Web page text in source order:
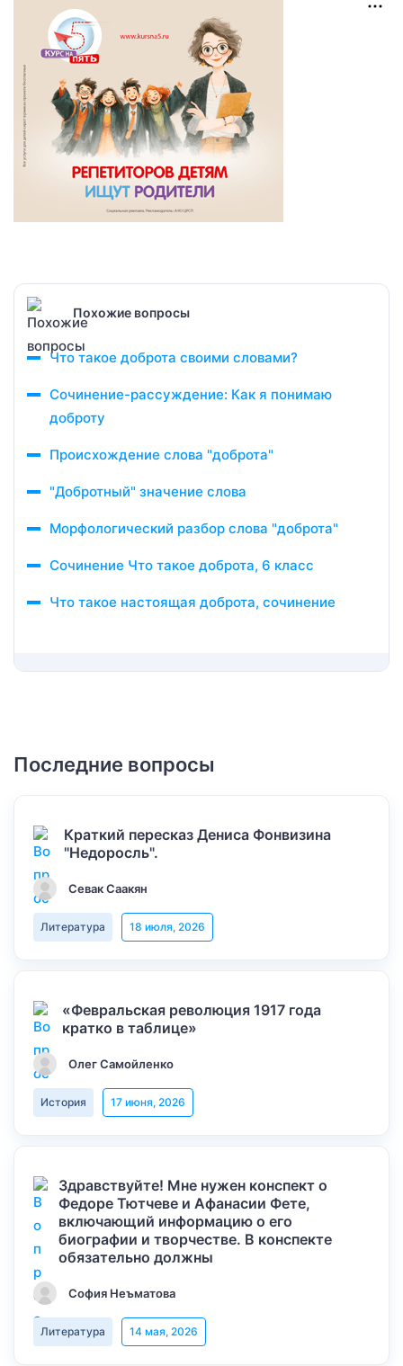
Похожие вопросы
Что такое доброта своими словами?
Сочинение-рассуждение: Как я понимаю
доброту
Происхождение слова "доброта"
"Добротный" значение слова
Морфологический разбор слова "доброта"
Сочинение Что такое доброта, 6 класс
Что такое настоящая доброта, сочинение
Последние вопросы
Краткий пересказ Дениса Фонвизина
"Недоросль".
Севак Саакян
Литература 18 июля, 2026
«Февральская революция 1917 года
кратко в таблице»
Олег Самойленко
История 17 июня, 2026
Здравствуйте! Мне нужен конспект о
Федоре Тютчеве и Афанасии Фете,
включающий информацию о его
биографии и творчестве. В конспекте
обязательно должны
София Неъматова
Литература 14 мая, 2026